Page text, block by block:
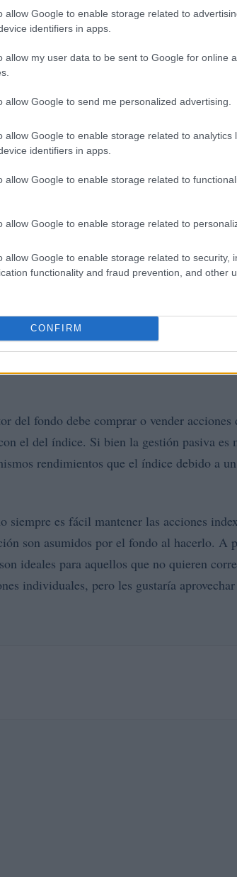
allow Google to enable storage related to
identifiers in apps.
allow my user data to be sent to Google for online
allow Google to send me personalized advertising.
allow Google to enable storage related to analytics
identifiers in apps.
allow Google to enable storage related to
allow Google to enable storage related to
allow Google to enable storage related to security,
functionality and fraud prevention, and other
CONFIRM
del fondo se corresponde
Esta es una inversión pasiva, es decir,
índice mientras construye la cartera del
en todo momento.
del fondo debe comprar o vender acciones
el del índice. Si bien la gestión pasiva es
rendimientos que el índice debido a
es fácil mantener las acciones
son asumidos por el fondo al hacerlo. A
son ideales para aquellos que no quieren
individuales, pero les gustaría